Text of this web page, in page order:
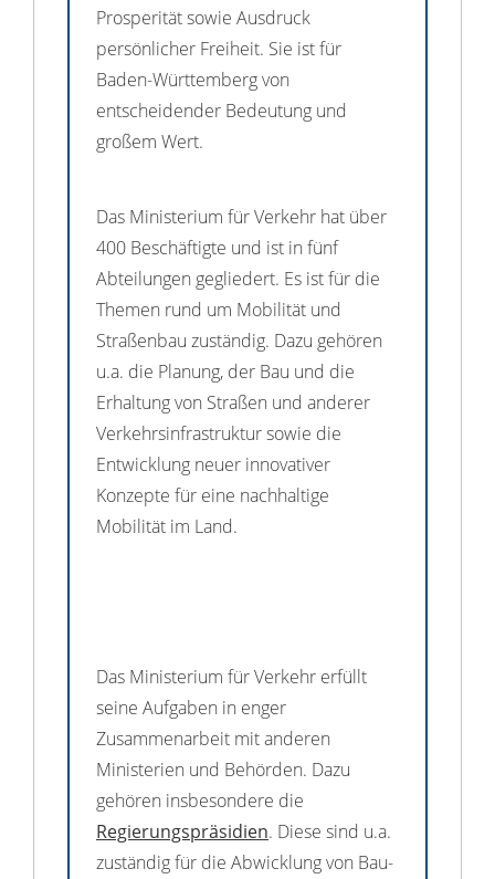
Prosperität sowie Ausdruck
persönlicher Freiheit. Sie ist für
Baden-Württemberg von
entscheidender Bedeutung und
großem Wert.
Das Ministerium für Verkehr hat über
400 Beschäftigte und ist in fünf
Abteilungen gegliedert. Es ist für die
Themen rund um Mobilität und
Straßenbau zuständig. Dazu gehören
u.a. die Planung, der Bau und die
Erhaltung von Straßen und anderer
Verkehrsinfrastruktur sowie die
Entwicklung neuer innovativer
Konzepte für eine nachhaltige
Mobilität im Land.
Das Ministerium für Verkehr erfüllt
seine Aufgaben in enger
Zusammenarbeit mit anderen
Ministerien und Behörden. Dazu
gehören insbesondere die
Regierungspräsidien. Diese sind u.a.
zuständig für die Abwicklung von Bau-